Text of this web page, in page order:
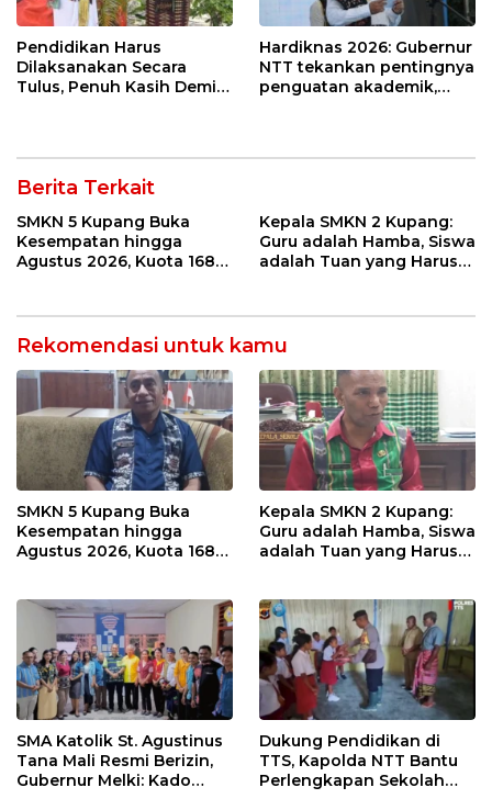
Pendidikan Harus
Dilaksanakan Secara
Tulus, Penuh Kasih Demi
Hardiknas 2026: Gubernur
NTT tekankan pentingnya
penguatan akademik,
Berita Terkait
SMKN 5 Kupang Buka
Kesempatan hingga
Agustus 2026, Kuota 168
Kepala SMKN 2 Kupang:
Guru adalah Hamba, Siswa
adalah Tuan yang Harus
Rekomendasi untuk kamu
SMKN 5 Kupang Buka
Kesempatan hingga
Agustus 2026, Kuota 168
Kepala SMKN 2 Kupang:
Guru adalah Hamba, Siswa
adalah Tuan yang Harus
SMA Katolik St. Agustinus
Tana Mali Resmi Berizin,
Gubernur Melki: Kado
Dukung Pendidikan di
TTS, Kapolda NTT Bantu
Perlengkapan Sekolah